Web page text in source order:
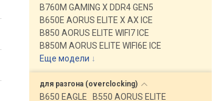
B760M GAMING X DDR4 GEN5
B650E AORUS ELITE X AX ICE
B850 AORUS ELITE WIFI7 ICE
B850M AORUS ELITE WIFI6E ICE
Еще модели ↓
для разгона (overclocking)
B650 EAGLE
B550 AORUS ELITE